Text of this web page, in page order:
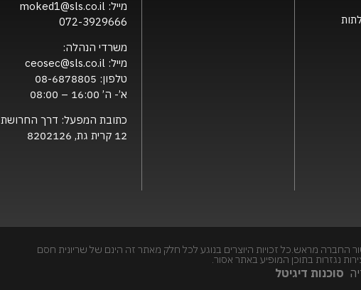
מייל: moked1@sls.co.il
072-3929666
משרדי הנהלה:
מייל:ceosec@sls.co.il
טלפון: 08-6878805
א’- ה’ 16:00 – 08:00
כתובת המפעל: דרך החרושת
12 קרית גת, 8202126
מראש.כל זכויות היוצרים בנוגע לכל חלק מאתר זה הינם של שריונית חסם
נגזרות בתוכן המופיע באתר אסור.
סוכנות דיגיטל